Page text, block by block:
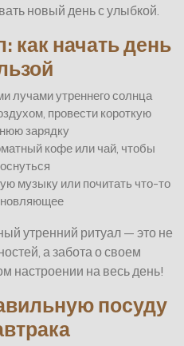
новый день с улыбкой.
как начать день
лучами утреннего солнца
провести короткую
зарядку
кофе или чай, чтобы
музыку или почитать что-то
утренний ритуал — это не
а забота о своем
настроении на весь день!
посуду